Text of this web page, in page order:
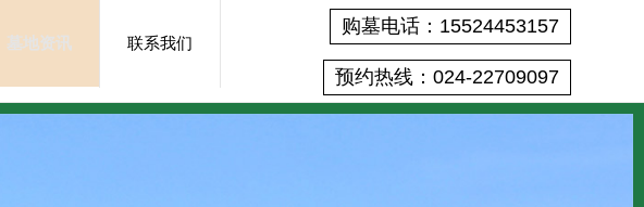
墓地资讯 联系我们
购墓电话：15524453157
预约热线：024-22709097